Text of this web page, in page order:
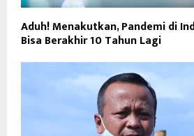
Aduh! Menakutkan, Pandemi di
Bisa Berakhir 10 Tahun Lagi